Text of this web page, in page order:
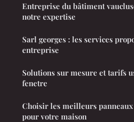
Entreprise du bâtiment
notre expertise
Sarl georges : les services
entreprise
Solutions sur mesure et tarifs
fenetre
Choisir les meilleurs
pour votre maison